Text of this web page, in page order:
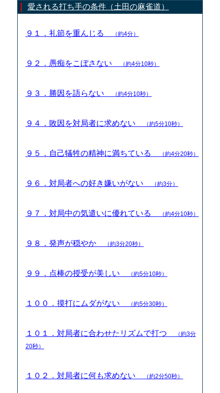
愛される打ち手の条件（土田の麻雀道）
９１．礼節を重んじる （約4分）
９２．愚痴をこぼさない （約4分10秒）
９３．勝因を語らない （約4分10秒）
９４．敗因を対局者に求めない （約5分10秒）
９５．自己犠牲の精神に満ちている （約4分20秒）
９６．対局者への好き嫌いがない （約3分）
９７．対局中の気遣いに優れている （約4分10秒）
９８．発声が穏やか （約3分20秒）
９９．点棒の授受が美しい （約5分10秒）
１００．摸打にムダがない （約5分30秒）
１０１．対局者に合わせたリズムで打つ
（約3分
20秒）
１０２．対局者に何も求めない （約2分50秒）